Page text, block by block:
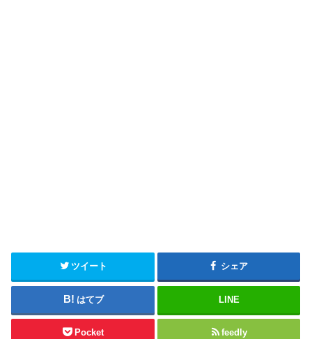
ツイート シェア
はてブ LINE
Pocket feedly